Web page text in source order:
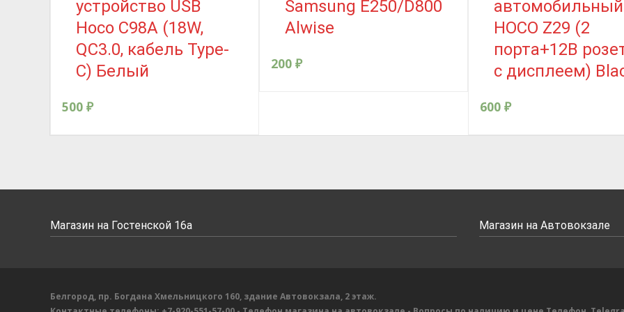
устройство USB
Hoco C98A (18W,
QС3.0, кабель Type-
C) Белый
500 ₽
Samsung E250/D800
Аlwise
200 ₽
автомобильный
HOCO Z29 (2
порта+12В
с дисплеем)
600 ₽
Магазин на Гостенской 16а Магазин на Автовокзале
Белгород, пр. Богдана Хмельницкого 160, здание Автовокзала, 2 этаж.